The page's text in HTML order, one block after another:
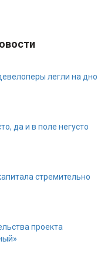
легли на дно
да и в поле негусто
стремительно
проекта